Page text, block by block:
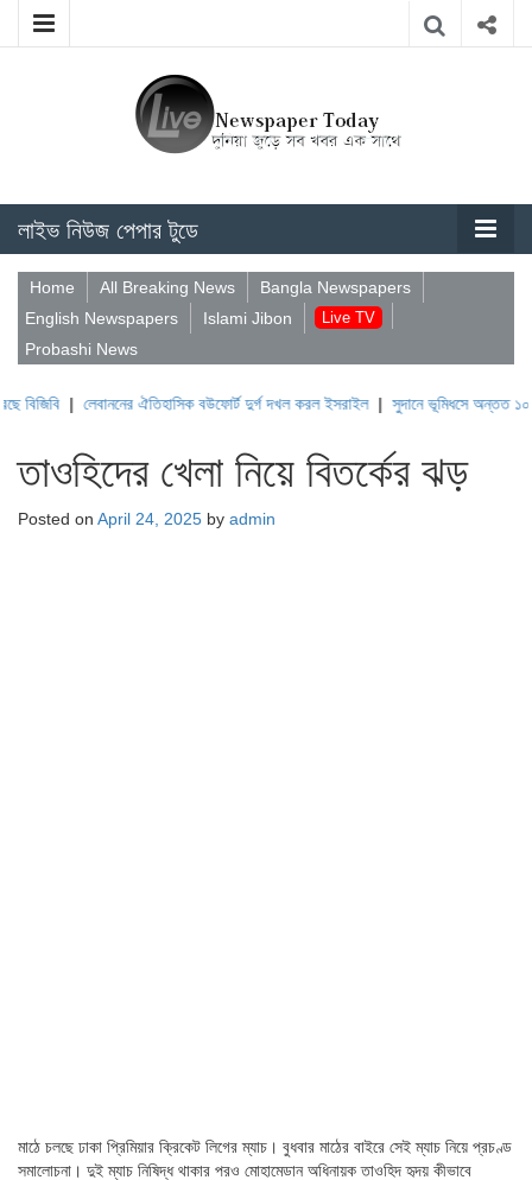
লাইভ নিউজ পেপার টুডে
Home All Breaking News
Bangla Newspapers
English Newspapers
Islami Jibon Live TV
Probashi News
লেবাননের ঐতিহাসিক বউফোর্ট দুর্গ দখল করল ইসরাইল|সুদানে ভূমিধসে অন্তত ১০০০ মানুষ
তাওহিদের খেলা নিয়ে বিতর্কের ঝড়
Posted on April 24, 2025 by admin
মাঠে চলছে ঢাকা প্রিমিয়ার ক্রিকেট লিগের ম্যাচ। বুধবার মাঠের বাইরে সেই ম্যাচ নিয়ে প্রচণ্ড
সমালোচনা। দুই ম্যাচ নিষিদ্ধ থাকার পরও মোহামেডান অধিনায়ক তাওহিদ হৃদয় কীভাবে